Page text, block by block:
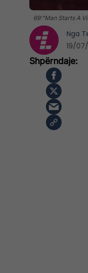
69:"Man Starts A
Nga
19/